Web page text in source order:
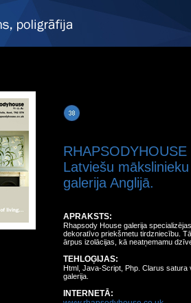
RHAPSODYHOUSE
Latviešu
galerija Anglijā.
APRAKSTS:
Rhapsody House galerija
dekoratīvo priekšmetu tirdzniecību.
ārpus izolācijas, kā neatņemamu
TEHLOĢIJAS:
Html, Java-Script, Php. Clarus satura
galerija.
INTERNETĀ: